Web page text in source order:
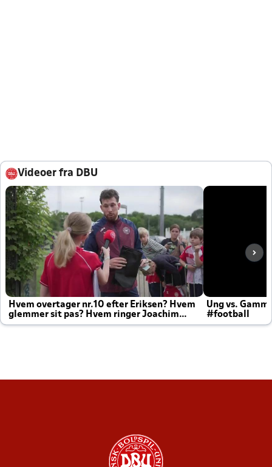
Videoer fra DBU
Hvem overtager nr.10 efter Eriksen? Hvem
glemmer sit pas? Hvem ringer Joachim
altid til efter kampe?
Ung vs.
#football